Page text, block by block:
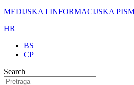
MEDIJSKA I INFORMACIJSKA
HR
BS
CP
Search